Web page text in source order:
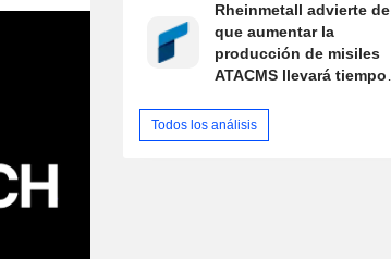
Rheinmetall advierte de
que aumentar la
producción de misiles
ATACMS llevará tiempo
sus arsenales
Todos los análisis